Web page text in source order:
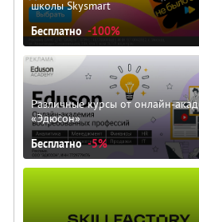
школы Skysmart
Бесплатно -100%
Различные курсы от онлайн-
«Эдюсон»
Бесплатно -5%